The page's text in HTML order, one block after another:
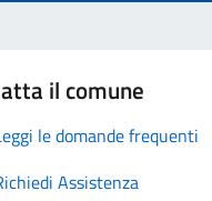
il comune
le domande frequenti
Assistenza